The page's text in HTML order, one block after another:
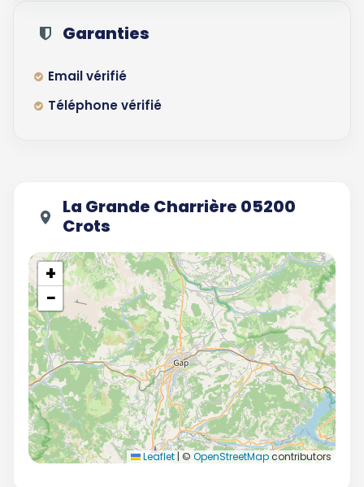
Garanties
Email vérifié
Téléphone vérifié
La Grande Charrière 05200
Crots
+
−
Leaflet | © OpenStreetMapcontributors